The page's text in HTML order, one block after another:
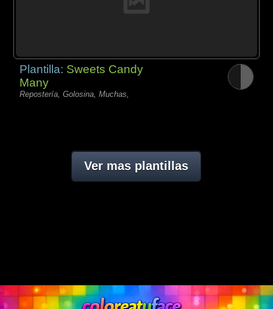
Plantilla: Sweets Candy
Many
Repostería, Golosina, Muchas,
Ver mas plantillas